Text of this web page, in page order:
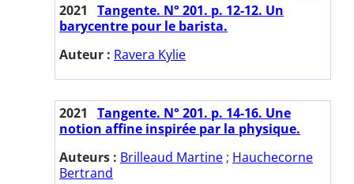
2021
Tangente. N° 201. p. 12-12. Un
barycentre pour le barista.
Auteur : Ravera Kylie
2021
Tangente. N° 201. p. 14-16. Une
notion affine inspirée par la physique.
Auteurs : Brilleaud Martine ; Hauchecorne
Bertrand